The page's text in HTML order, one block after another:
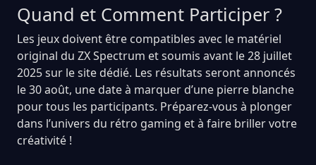
Quand et Comment Participer ?
Les jeux doivent être compatibles avec le matériel
original du ZX Spectrum et soumis avant le 28 juillet
2025 sur le site dédié. Les résultats seront annoncés
le 30 août, une date à marquer d’une pierre blanche
pour tous les participants. Préparez-vous à plonger
dans l’univers du rétro gaming et à faire briller votre
créativité !